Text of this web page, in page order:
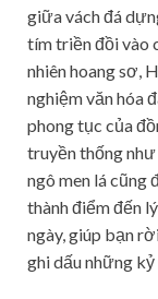
giữa vách đá
tím triền đồi vào
nhiên hoang sơ,
nghiệm văn hóa
phong tục của
truyền thống
ngô men lá cũng
thành điểm đến
ngày, giúp bạn
ghi dấu những kỷ